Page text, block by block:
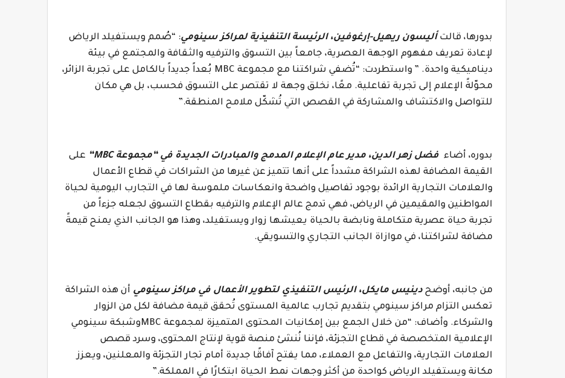
بدورها، قالتأليسون ريهيل-إرغوفين، الرئيسة التنفيذية لمراكز سينومي: “صُمم ويستفيلد الرياض
لإعادة تعريف مفهوم الوجهة العصرية، جامعاً بين التسوق والترفيه والثقافة والمجتمع في بيئة
ديناميكية واحدة. ” واستطردت: “تُضفي شراكتنا مع مجموعة MBC بُعداً جديداً بالكامل على تجربة الزائر،
محوّلةً الإعلام إلى تجربة تفاعلية. معًا، نخلق وجهة لا تقتصر على التسوق فحسب، بل هي مكان
للتواصل والاكتشاف والمشاركة في القصص التي تُشكّل ملامح المنطقة.”
بدوره، أضاء فضل زهر الدين، مدير عام الإعلام المدمج والمبادرات الجديدة في “مجموعةMBC
“ على
القيمة المضافة لهذه الشراكة مشدداً على أنها تتميز عن غيرها من الشراكات في قطاع الأعمال
والعلامات التجارية الرائدة بوجود تفاصيل واضحة وانعكاسات ملموسة لها في التجارب اليومية لحياة
المواطنين والمقيمين في الرياض، فهي تدمج عالم الإعلام والترفيه بقطاع التسوق لجعله جزءاً من
تجربة حياة عصرية متكاملة ونابضة بالحياة يعيشها زوار ويستفيلد، وهذا هو الجانب الذي يمنح قيمةً
مضافة لشراكتنا، في موازاة الجانب التجاري والتسويقي.
من جانبه، أوضح دينيس مايكل، الرئيس التنفيذي لتطوير الأعمال في مراكز سينومي أن هذه الشراكة
تعكس التزام مراكز سينومي بتقديم تجارب عالمية المستوى تُحقق قيمة مضافة لكل من الزوار
والشركاء. وأضاف: “من خلال الجمع بين إمكانيات المحتوى المتميزة لمجموعة MBCوشبكة سينومي
الإعلامية المتخصصة في قطاع التجزئة، فإننا نُنشئ منصة قوية لإنتاج المحتوى، وسرد قصص
العلامات التجارية، والتفاعل مع العملاء، مما يفتح آفاقًا جديدة أمام تجار التجزئة والمعلنين، ويعزز
مكانة ويستفيلد الرياض كواحدة من أكثر وجهات نمط الحياة ابتكارًا في المملكة.”